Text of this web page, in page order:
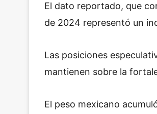
El dato reportado, que
de 2024 representó un
Las posiciones
mantienen sobre la
El peso mexicano